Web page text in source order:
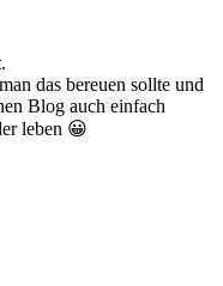
das bereuen sollte und
Blog auch einfach
leben 😀